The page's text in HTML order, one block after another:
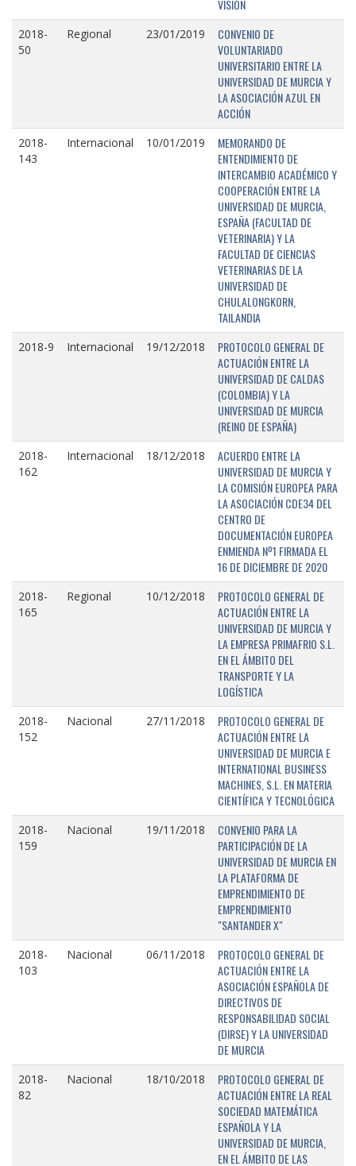
VISIÓN
2018-
50
Regional 23/01/2019
CONVENIO DE
VOLUNTARIADO
UNIVERSITARIO ENTRE LA
UNIVERSIDAD DE MURCIA Y
LA ASOCIACIÓN AZUL EN
ACCIÓN
2018-
143
Internacional 10/01/2019
MEMORANDO DE
ENTENDIMIENTO DE
INTERCAMBIO ACADÉMICO Y
COOPERACIÓN ENTRE LA
UNIVERSIDAD DE MURCIA,
ESPAÑA (FACULTAD DE
VETERINARIA) Y LA
FACULTAD DE CIENCIAS
VETERINARIAS DE LA
UNIVERSIDAD DE
CHULALONGKORN,
TAILANDIA
2018-9 Internacional 19/12/2018
PROTOCOLO GENERAL DE
ACTUACIÓN ENTRE LA
UNIVERSIDAD DE CALDAS
(COLOMBIA) Y LA
UNIVERSIDAD DE MURCIA
(REINO DE ESPAÑA)
2018-
162
Internacional 18/12/2018
ACUERDO ENTRE LA
UNIVERSIDAD DE MURCIA Y
LA COMISIÓN EUROPEA PARA
LA ASOCIACIÓN CDE34 DEL
CENTRO DE
DOCUMENTACIÓN EUROPEA
ENMIENDA Nº1 FIRMADA EL
16 DE DICIEMBRE DE 2020
2018-
165
Regional 10/12/2018
PROTOCOLO GENERAL DE
ACTUACIÓN ENTRE LA
UNIVERSIDAD DE MURCIA Y
LA EMPRESA PRIMAFRIO S.L.
EN EL ÁMBITO DEL
TRANSPORTE Y LA
LOGÍSTICA
2018-
152
Nacional 27/11/2018
PROTOCOLO GENERAL DE
ACTUACIÓN ENTRE LA
UNIVERSIDAD DE MURCIA E
INTERNATIONAL BUSINESS
MACHINES, S.L. EN MATERIA
CIENTÍFICA Y TECNOLÓGICA
2018-
159
Nacional 19/11/2018
CONVENIO PARA LA
PARTICIPACIÓN DE LA
UNIVERSIDAD DE MURCIA EN
LA PLATAFORMA DE
EMPRENDIMIENTO DE
EMPRENDIMIENTO
"SANTANDER X"
2018-
103
Nacional 06/11/2018
PROTOCOLO GENERAL DE
ACTUACIÓN ENTRE LA
ASOCIACIÓN ESPAÑOLA DE
DIRECTIVOS DE
RESPONSABILIDAD SOCIAL
(DIRSE) Y LA UNIVERSIDAD
DE MURCIA
2018-
82
Nacional 18/10/2018
PROTOCOLO GENERAL DE
ACTUACIÓN ENTRE LA REAL
SOCIEDAD MATEMÁTICA
ESPAÑOLA Y LA
UNIVERSIDAD DE MURCIA,
EN EL ÁMBITO DE LAS